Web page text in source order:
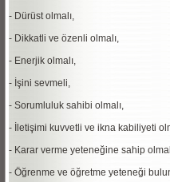
- Dürüst olmalı,
- Dikkatli ve özenli olmalı,
- Enerjik olmalı,
- İşini sevmeli,
- Sorumluluk sahibi olmalı,
- İletişimi kuvvetli ve ikna kabiliyeti
- Karar verme yeteneğine sahip
- Öğrenme ve öğretme yeteneği